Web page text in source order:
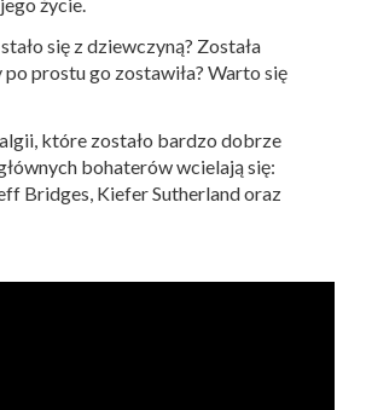
się z dziewczyną? Została
prostu go zostawiła? Warto się
które zostało bardzo dobrze
bohaterów wcielają się:
Bridges, Kiefer Sutherland oraz